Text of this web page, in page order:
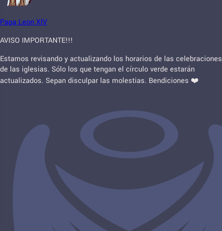
Papa Leon XIV
AVISO IMPORTANTE!!!
Estamos revisando y actualizando los horarios de las celebraciones
de las iglesias. Sólo los que tengan el círculo verde estarán
actualizados. Sepan disculpar las molestias. Bendiciones ❤️